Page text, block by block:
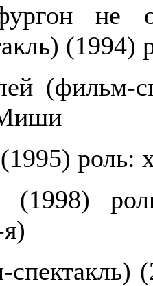
не
(1994)
(фильм-
роль: